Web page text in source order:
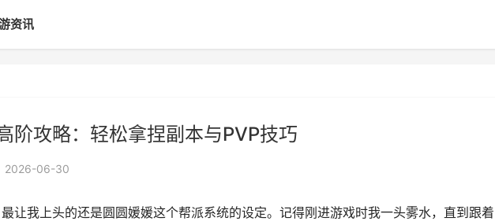
资讯
阶攻略：轻松拿捏副本与PVP技巧
2026-06-30
让我上头的还是圆圆媛媛这个帮派系统的设定。记得刚进游戏时我一头雾水，直到跟着